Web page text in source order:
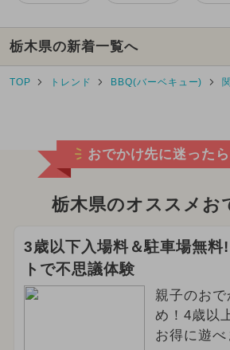
栃木県の新着一覧へ
TOP トレンド BBQ(バーベキュー)
おでかけ先に迷ったら
栃木県のオススメお
3歳以下入場料＆駐車場無料
トで不思議体験
親子のお
め！4歳以
お得に遊べ